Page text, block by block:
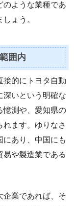
のような業種であ
ょう。
囲内
接的にトヨタ自動
深いという明確な
憶測や、愛知県の
ます。ゆりなさ
にあり、中国にも
易や製造業である
企業であれば、そ